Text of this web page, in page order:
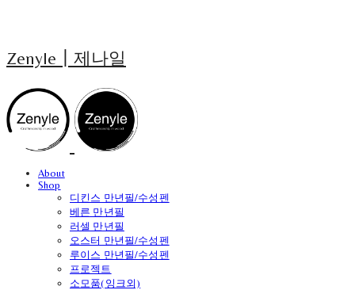
Zenyle┃제나일
About
Shop
디킨스 만년필/수성펜
베른 만년필
러셀 만년필
오스터 만년필/수성펜
루이스 만년필/수성펜
프로젝트
소모품(잉크외)